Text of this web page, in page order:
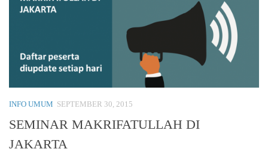
INFO UMUM SEPTEMBER 30, 2015
SEMINAR MAKRIFATULLAH DI
JAKARTA